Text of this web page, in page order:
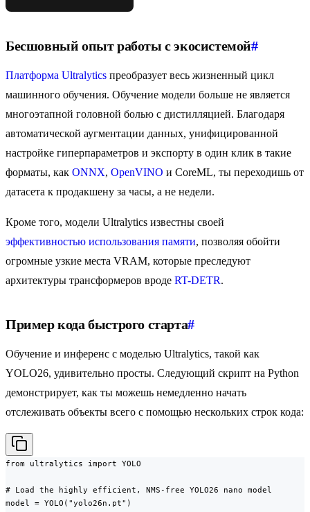
Бесшовный опыт работы с экосистемой#
Платформа Ultralytics преобразует весь жизненный цикл
машинного обучения. Обучение модели больше не является
многоэтапной головной болью с дистилляцией. Благодаря
автоматической аугментации данных, унифицированной
настройке гиперпараметров и экспорту в один клик в такие
форматы, как ONNX, OpenVINO и CoreML, ты переходишь от
датасета к продакшену за часы, а не недели.
Кроме того, модели Ultralytics известны своей
эффективностью использования памяти, позволяя обойти
огромные узкие места VRAM, которые преследуют
архитектуры трансформеров вроде RT-DETR.
Пример кода быстрого старта#
Обучение и инференс с моделью Ultralytics, такой как
YOLO26, удивительно просты. Следующий скрипт на Python
демонстрирует, как ты можешь немедленно начать
отслеживать объекты всего с помощью нескольких строк кода:
from ultralytics import YOLO
# Load the highly efficient, NMS-free YOLO26 nano model
model = YOLO("yolo26n.pt")